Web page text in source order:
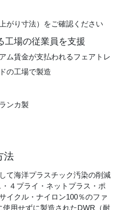
がり寸法）をご確認ください
工場の従業員を支援
ム賃金が支払われるフェアトレ
の工場で製造
ンカ製
法
て海洋プラスチック汚染の削減
４プライ・ネットプラス・ポ
イクル・ナイロン100％のファ
使用せずに製造されたDWR（耐